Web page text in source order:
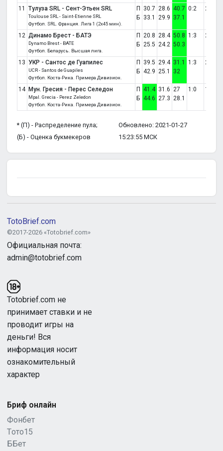
11 Тулуза SRL - Сент-Этьен SRL
Toulouse SRL - Saint-Etienne SRL
Футбол. SRL. Франция. Лига 1 (2x45 мин).
П
Б
30.7
33.1
28.6
29.9
40.7
37.1
0:2 2
12 Динамо Брест - БАТЭ
Dynamo Brest - BATE
Футбол. Беларусь. Высшая лига.
П
Б
20.8
25.5
28.4
24.2
50.8
50.3
1:3 2
13 УКР - Сантос де Гуапилес
UCR - Santos de Guapiles
Футбол. Коста-Рика. Примера Дивизион.
П
Б
39.5
42.9
29.4
25.1
31.1
32
1:3 2
14 Мун. Гресия - Перес Селедон
Mpal. Grecia - Perez Zeledon
Футбол. Коста-Рика. Примера Дивизион.
П
Б
41.4
44.6
31.6
27.3
27
28.1
1:0 1
* (П) - Распределение пула;
(Б) - Оценка букмекеров
Обновлено: 2021-01-27
15:23:55 МСК
TotoBrief.com
©2017-2026 «Totobrief.com»
Официальная почта:
admin@totobrief.com
Totobrief.com не
принимает ставки и не
проводит игры на
деньги! Вся
информация носит
ознакомительный
характер
Бриф онлайн
Фонбет
Tото15
ББет